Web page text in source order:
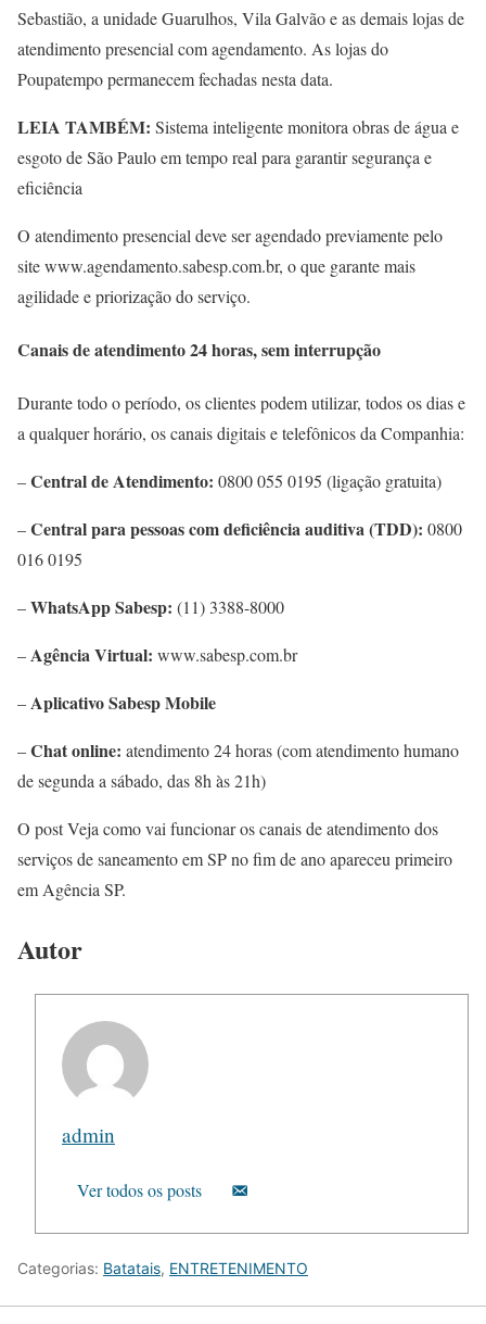
Sebastião, a unidade Guarulhos, Vila Galvão e as demais lojas de
atendimento presencial com agendamento. As lojas do
Poupatempo permanecem fechadas nesta data.
LEIA TAMBÉM: Sistema inteligente monitora obras de água e
esgoto de São Paulo em tempo real para garantir segurança e
eficiência
O atendimento presencial deve ser agendado previamente pelo
site www.agendamento.sabesp.com.br, o que garante mais
agilidade e priorização do serviço.
Canais de atendimento 24 horas, sem interrupção
Durante todo o período, os clientes podem utilizar, todos os dias e
a qualquer horário, os canais digitais e telefônicos da Companhia:
–Central de Atendimento: 0800 055 0195 (ligação gratuita)
–Central para pessoas com deficiência auditiva (TDD): 0800
016 0195
–WhatsApp Sabesp: (11) 3388-8000
–Agência Virtual: www.sabesp.com.br
–Aplicativo Sabesp Mobile
–Chat online: atendimento 24 horas (com atendimento humano
de segunda a sábado, das 8h às 21h)
O post Veja como vai funcionar os canais de atendimento dos
serviços de saneamento em SP no fim de ano apareceu primeiro
em Agência SP.
Autor
admin
Ver todos os posts
Categorias: Batatais, ENTRETENIMENTO